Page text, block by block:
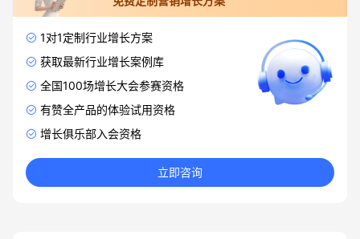
1对1定制行业增长方案
获取最新行业增长案例库
全国100场增长大会参赛资格
有赞全产品的体验试用资格
增长俱乐部入会资格
立即咨询